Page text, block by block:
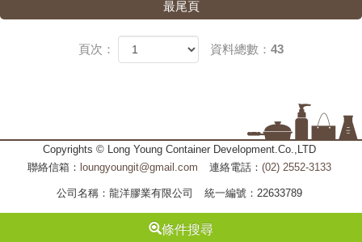
條件搜尋
最尾頁
頁次： 資料總數：43
Copyrights © Long Young Container Development.Co.,LTD
聯絡信箱： loungyoungit@gmail.com 連絡電話： (02) 2552-3133
公司名稱：龍洋膠業有限公司 統一編號：22633789